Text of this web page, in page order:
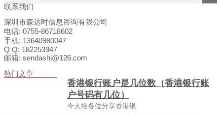
联系我们
深圳市森达时信息咨询有限公司
电话: 0755-86718602
手机: 13640980047
Q Q: 182253947
邮箱: sendashi@126.com
热门文章
香港银行账户是几位数（香港银行账
户号码有几位）
今天给各位分享香港银